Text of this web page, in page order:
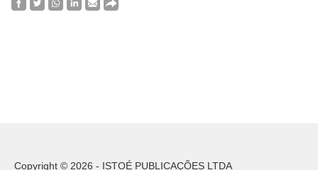
Copyright © 2026 - ISTOÉ PUBLICAÇÕES LTDA